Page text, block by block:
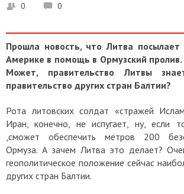
0 0
Прошла новость, что Литва посылает
Америке в помощь в Ормузский
Может, правительство Литвы
правительство других стран Балтии?
Рота литовских солдат «стражей
Иран, конечно, не испугает, ну, если
,сможет обеспечить метров 200
Ормуза. А зачем Литва это делает?
геополитическое положение сейчас
других стран Балтии.